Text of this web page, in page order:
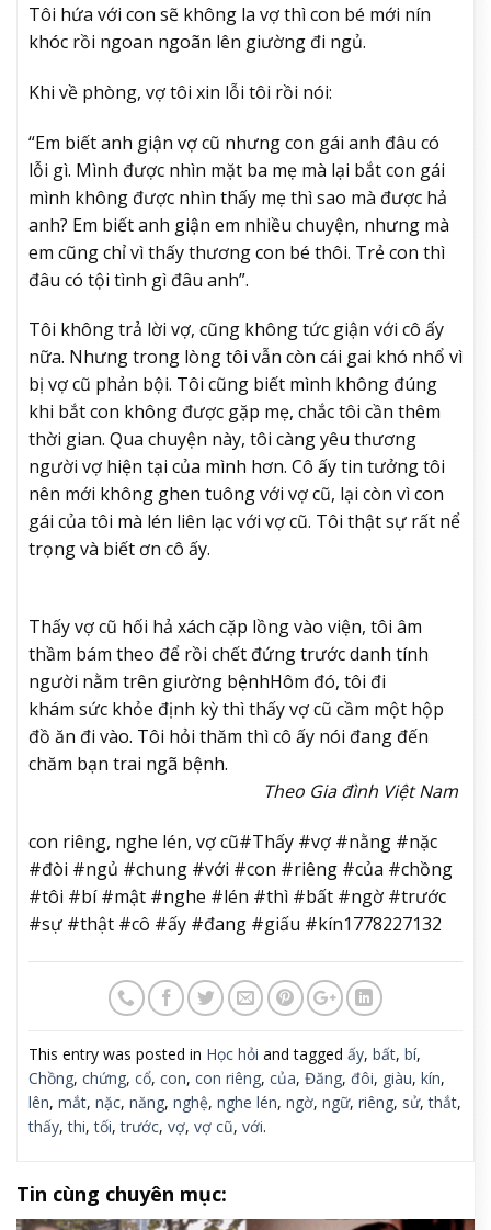
Tôi hứa với con sẽ không la vợ thì con bé mới nín
khóc rồi ngoan ngoãn lên giường đi ngủ.
Khi về phòng, vợ tôi xin lỗi tôi rồi nói:
“Em biết anh giận vợ cũ nhưng con gái anh đâu có
lỗi gì. Mình được nhìn mặt ba mẹ mà lại bắt con gái
mình không được nhìn thấy mẹ thì sao mà được hả
anh? Em biết anh giận em nhiều chuyện, nhưng mà
em cũng chỉ vì thấy thương con bé thôi. Trẻ con thì
đâu có tội tình gì đâu anh”.
Tôi không trả lời vợ, cũng không tức giận với cô ấy
nữa. Nhưng trong lòng tôi vẫn còn cái gai khó nhổ vì
bị vợ cũ phản bội. Tôi cũng biết mình không đúng
khi bắt con không được gặp mẹ, chắc tôi cần thêm
thời gian. Qua chuyện này, tôi càng yêu thương
người vợ hiện tại của mình hơn. Cô ấy tin tưởng tôi
nên mới không ghen tuông với vợ cũ, lại còn vì con
gái của tôi mà lén liên lạc với vợ cũ. Tôi thật sự rất nể
trọng và biết ơn cô ấy.
Thấy vợ cũ hối hả xách cặp lồng vào viện, tôi âm
thầm bám theo để rồi chết đứng trước danh tính
người nằm trên giường bệnhHôm đó, tôi đi
khám sức khỏe định kỳ thì thấy vợ cũ cầm một hộp
đồ ăn đi vào. Tôi hỏi thăm thì cô ấy nói đang đến
chăm bạn trai ngã bệnh.
Theo Gia đình Việt Nam
con riêng, nghe lén, vợ cũ#Thấy #vợ #nằng #nặc
#đòi #ngủ #chung #với #con #riêng #của #chồng
#tôi #bí #mật #nghe #lén #thì #bất #ngờ #trước
#sự #thật #cô #ấy #đang #giấu #kín1778227132
This entry was posted in Học hỏi and tagged ấy, bất, bí,
Chồng, chứng, cổ, con, con riêng, của, Đăng, đôi, giàu, kín,
lên, mắt, nặc, năng, nghệ, nghe lén, ngờ, ngữ, riêng, sử,thắt,
thấy,thi,tối,trước, vợ, vợ cũ, với.
Tin cùng chuyên mục: